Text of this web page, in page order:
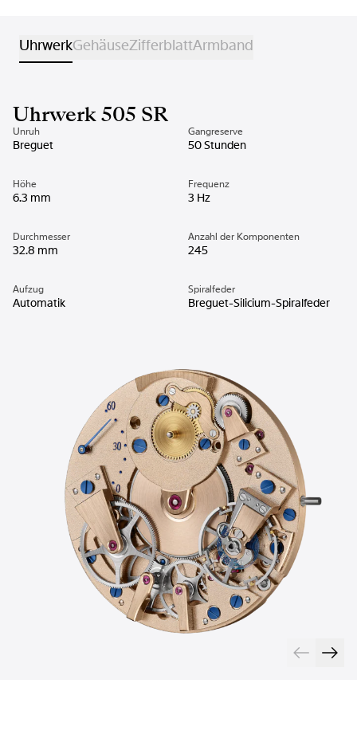
UhrwerkGehäuseZifferblattArmband
Uhrwerk 505 SR
Unruh
Breguet
Gangreserve
50 Stunden
Höhe
6.3 mm
Frequenz
3 Hz
Durchmesser
32.8 mm
Anzahl der Komponenten
245
Aufzug
Automatik
Spiralfeder
Breguet-Silicium-Spiralfeder